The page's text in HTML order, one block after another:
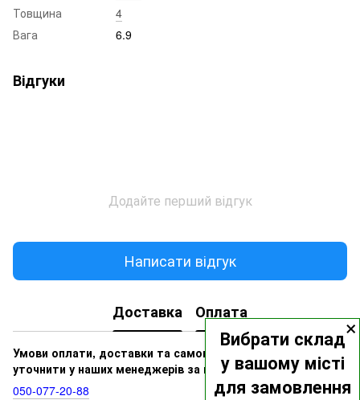
×
Вибрати склад
у вашому місті
для замовлення
Товщина
4
Вага
6.9
Відгуки
Додайте перший відгук
Написати відгук
Доставка Оплата
Умови оплати, доставки та самовивозу ви можете
уточнити у наших менеджерів за номерами:
050‑077‑20‑88